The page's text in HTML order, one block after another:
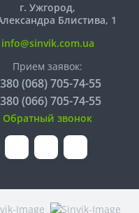
г. Ужгород,
Блистива, 1
info@sinvik.com.ua
Прием заявок:
(068) 705-74-55
(066) 705-74-55
Обратный звонок